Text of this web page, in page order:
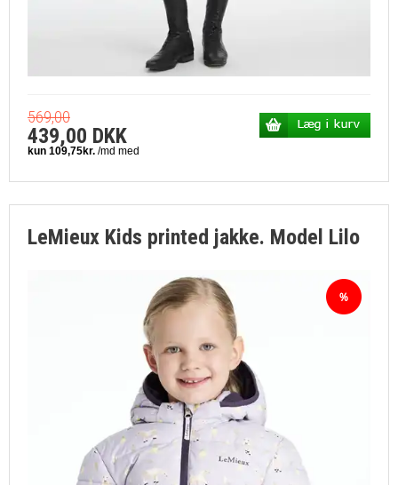
569,00
439,00 DKK
LeMieux Kids printed jakke. Model Lilo